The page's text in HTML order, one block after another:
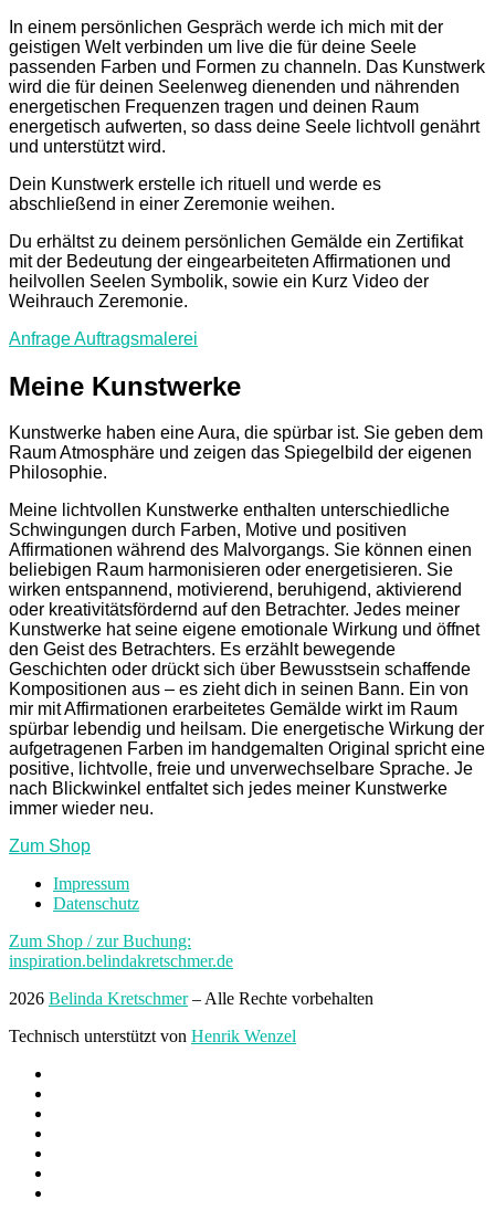
In einem persönlichen Gespräch werde ich mich mit der
geistigen Welt verbinden um live die für deine Seele
passenden Farben und Formen zu channeln. Das Kunstwerk
wird die für deinen Seelenweg dienenden und nährenden
energetischen Frequenzen tragen und deinen Raum
energetisch aufwerten, so dass deine Seele lichtvoll genährt
und unterstützt wird.
Dein Kunstwerk erstelle ich rituell und werde es
abschließend in einer Zeremonie weihen.
Du erhältst zu deinem persönlichen Gemälde ein Zertifikat
mit der Bedeutung der eingearbeiteten Affirmationen und
heilvollen Seelen Symbolik, sowie ein Kurz Video der
Weihrauch Zeremonie.
Anfrage Auftragsmalerei
Meine Kunstwerke
Kunstwerke haben eine Aura, die spürbar ist. Sie geben dem
Raum Atmosphäre und zeigen das Spiegelbild der eigenen
Philosophie.
Meine lichtvollen Kunstwerke enthalten unterschiedliche
Schwingungen durch Farben, Motive und positiven
Affirmationen während des Malvorgangs. Sie können einen
beliebigen Raum harmonisieren oder energetisieren. Sie
wirken entspannend, motivierend, beruhigend, aktivierend
oder kreativitätsfördernd auf den Betrachter. Jedes meiner
Kunstwerke hat seine eigene emotionale Wirkung und öffnet
den Geist des Betrachters. Es erzählt bewegende
Geschichten oder drückt sich über Bewusstsein schaffende
Kompositionen aus – es zieht dich in seinen Bann. Ein von
mir mit Affirmationen erarbeitetes Gemälde wirkt im Raum
spürbar lebendig und heilsam. Die energetische Wirkung der
aufgetragenen Farben im handgemalten Original spricht eine
positive, lichtvolle, freie und unverwechselbare Sprache. Je
nach Blickwinkel entfaltet sich jedes meiner Kunstwerke
immer wieder neu.
Zum Shop
Impressum
Datenschutz
Zum Shop / zur Buchung:
inspiration.belindakretschmer.de
2026 Belinda Kretschmer –Alle Rechte vorbehalten
Technisch unterstützt von Henrik Wenzel